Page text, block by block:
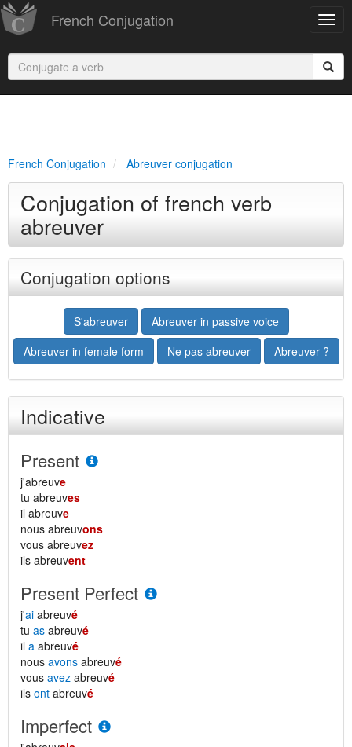
French Conjugation
French Conjugation Abreuver conjugation
Conjugation of french verb
abreuver
Conjugation options
S'abreuver
Abreuver in passive voice
Abreuver in female form
Ne pas abreuver Abreuver ?
Indicative
Present
j'abreuve
tu abreuves
il abreuve
nous abreuvons
vous abreuvez
ils abreuvent
Present Perfect
j'ai abreuvé
tu as abreuvé
il a abreuvé
nous avons abreuvé
vous avez abreuvé
ils ont abreuvé
Imperfect